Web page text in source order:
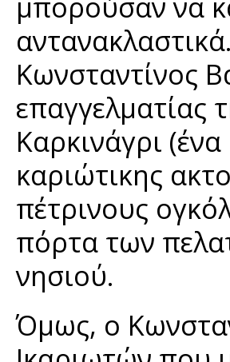
Κωνσταντίνος
επαγγελματίας
Καρκινάγρι
καριώτικης
πέτρινους
πόρτα των
νησιού.
Όμως, ο